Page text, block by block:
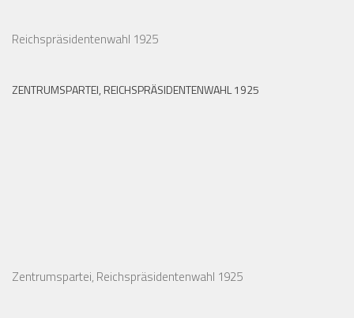
Reichspräsidentenwahl 1925
ZENTRUMSPARTEI, REICHSPRÄSIDENTENWAHL 1925
Zentrumspartei, Reichspräsidentenwahl 1925